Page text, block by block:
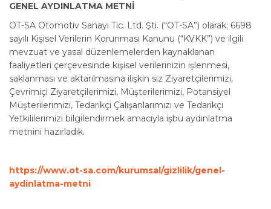
GENEL AYDINLATMA METNİ
OT-SA Otomotiv Sanayi Tic. Ltd. Şti. (“OT-SA”) olarak; 6698
sayılı Kişisel Verilerin Korunması Kanunu (“KVKK”) ve ilgili
mevzuat ve yasal düzenlemelerden kaynaklanan
faaliyetleri çerçevesinde kişisel verilerinizin işlenmesi,
saklanması ve aktarılmasına ilişkin siz Ziyaretçilerimizi,
Çevrimiçi Ziyaretçilerimizi, Müşterilerimizi, Potansiyel
Müşterilerimizi, Tedarikçi Çalışanlarımızı ve Tedarikçi
Yetkililerimizi bilgilendirmek amacıyla işbu aydınlatma
metnini hazırladık.
https://www.ot-sa.com/kurumsal/gizlilik/genel-
aydinlatma-metni